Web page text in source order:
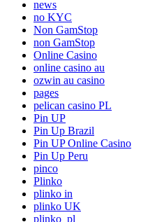
news
no KYC
Non GamStop
non GamStop
Online Casino
online casino au
ozwin au casino
pages
pelican casino PL
Pin UP
Pin Up Brazil
Pin UP Online Casino
Pin Up Peru
pinco
Plinko
plinko in
plinko UK
plinko_pl